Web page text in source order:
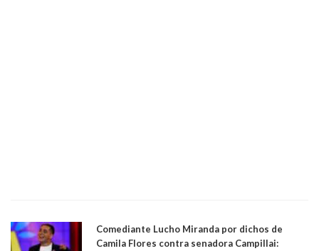
Comediante Lucho Miranda por dichos de
Camila Flores contra senadora Campillai: